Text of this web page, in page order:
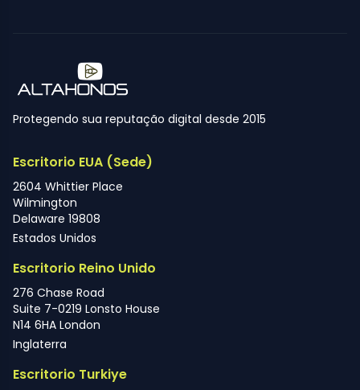
Protegendo sua reputação digital desde 2015
Escritorio EUA (Sede)
2604 Whittier Place
Wilmington
Delaware 19808
Estados Unidos
Escritorio Reino Unido
276 Chase Road
Suite 7-0219 Lonsto House
N14 6HA London
Inglaterra
Escritorio Turkiye